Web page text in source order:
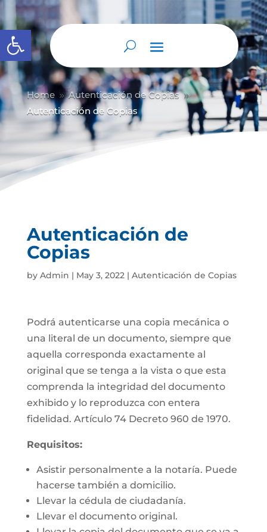
Abrir barra de herramientas
Home 9 Autenticación de Copias 9
Autenticación de Copias
Autenticación de
Copias
by Admin | May 3, 2022| Autenticación de Copias
Podrá autenticarse una copia mecánica o
una literal de un documento, siempre que
aquella corresponda exactamente al
original que se tenga a la vista o que esta
comprenda la integridad del documento
exhibido y lo reproduzca con entera
fidelidad. Artículo 74 Decreto 960 de 1970.
Requisitos:
Asistir personalmente a la notaría. Puede
hacerse también a domicilio.
Llevar la cédula de ciudadanía.
Llevar el documento original.